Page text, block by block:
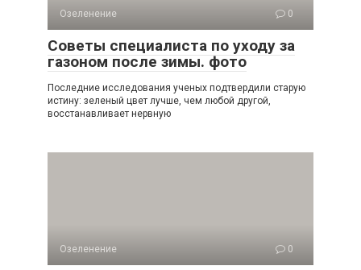
Озеленение 0
Советы специалиста по уходу за
газоном после зимы. фото
Последние исследования ученых подтвердили старую
истину: зеленый цвет лучше, чем любой другой,
восстанавливает нервную
Озеленение 0